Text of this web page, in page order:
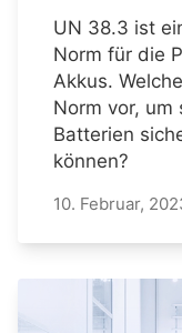
UN 38.3 ist
Norm für die
Akkus.
Norm vor, um
Batterien
können?
10. Februar,